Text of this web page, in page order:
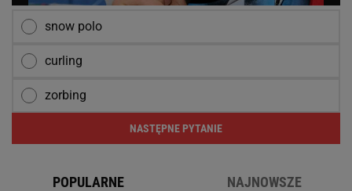
snow polo
curling
zorbing
NASTĘPNE PYTANIE
POPULARNE NAJNOWSZE